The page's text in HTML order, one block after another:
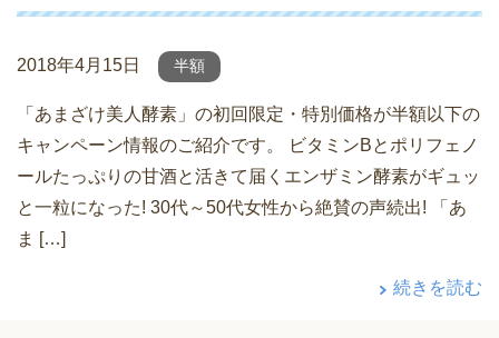
2018年4月15日 半額
「あまざけ美人酵素」の初回限定・特別価格が半額以下の
キャンペーン情報のご紹介です。 ビタミンBとポリフェノ
ールたっぷりの甘酒と活きて届くエンザミン酵素がギュッ
と一粒になった! 30代～50代女性から絶賛の声続出! 「あ
ま […]
続きを読む